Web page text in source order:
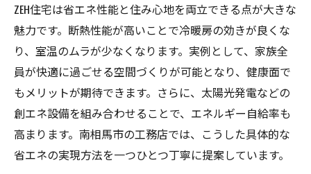
ZEH住宅は省エネ性能と住み心地を両立できる点が大きな
魅力です。断熱性能が高いことで冷暖房の効きが良くな
り、室温のムラが少なくなります。実例として、家族全
員が快適に過ごせる空間づくりが可能となり、健康面で
もメリットが期待できます。さらに、太陽光発電などの
創エネ設備を組み合わせることで、エネルギー自給率も
高まります。南相馬市の工務店では、こうした具体的な
省エネの実現方法を一つひとつ丁寧に提案しています。